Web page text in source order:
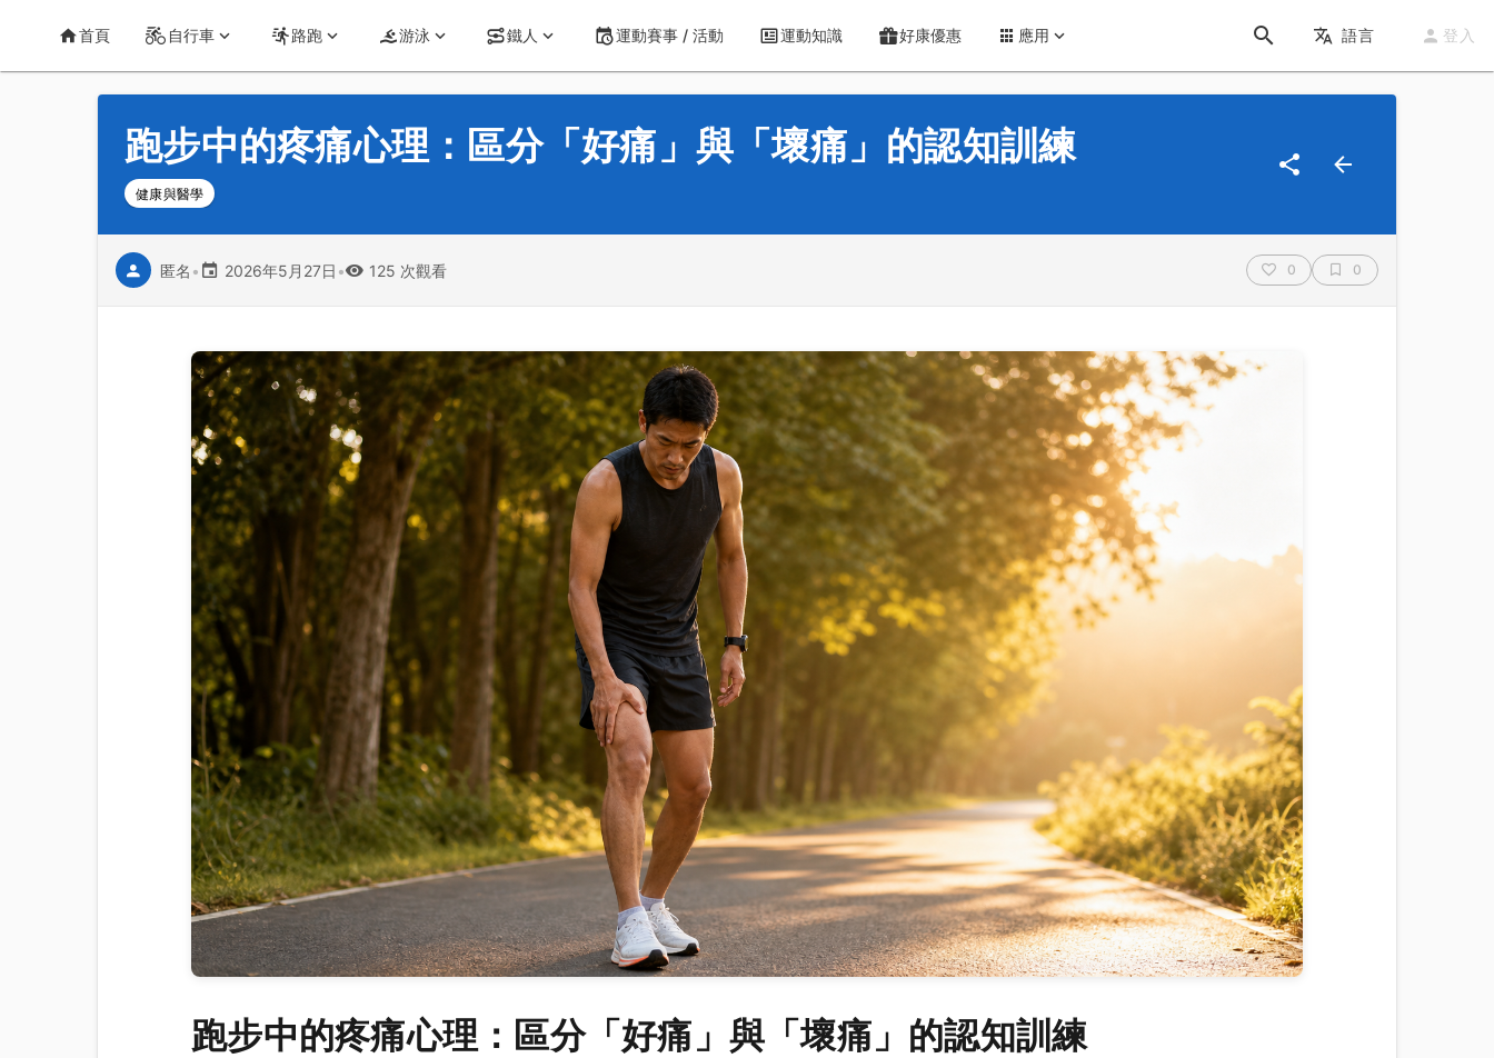
CT Yeh 公路車基地
首頁 自行車 路跑 游泳 鐵人 運動賽事 / 活動 運動知識 好康優惠 應用 語言 登入
運動知識 詳情
跑步中的疼痛心理：區分「好痛」與「壞痛」的認知訓練
健康與醫學
匿名 • 2026年5月27日 • 125 次觀看 0 0
跑步中的疼痛心理：區分「好痛」與「壞痛」的認知訓練